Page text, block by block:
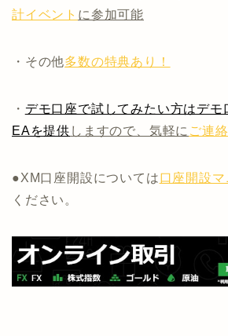
計イベント に参加可能
・その他多数の特典あり！
・ デモ口座で試してみたい方はデモ
EAを提供 しますので、気軽に ご連
●XM口座開設については口座開設
ください。